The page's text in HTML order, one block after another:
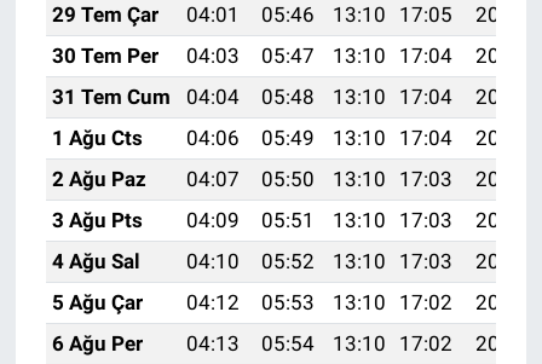
29 Tem Çar
04:01 05:46 13:10 17:05
20:25
30 Tem Per
04:03 05:47 13:10 17:04
20:24
31 Tem Cum
04:04 05:48 13:10 17:04
20:23
1 Ağu Cts
04:06 05:49 13:10 17:04
20:22
2 Ağu Paz
04:07 05:50 13:10 17:03
20:21
3 Ağu Pts
04:09 05:51 13:10 17:03
20:20
4 Ağu Sal
04:10 05:52 13:10 17:03
20:18
5 Ağu Çar
04:12 05:53 13:10 17:02
20:17
6 Ağu Per
04:13 05:54 13:10 17:02
20:16